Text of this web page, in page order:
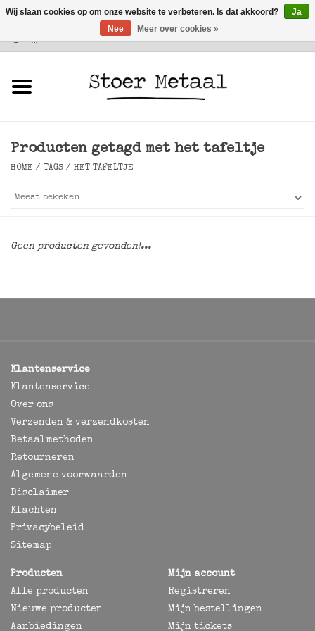
Klantenservice
Verlichting
Producten getagd met het tafeltje
HOME / TAGS / HET TAFELTJE
Geen producten gevonden!...
Klantenservice
Klantenservice
Over ons
Verzenden & verzendkosten
Betaalmethoden
Retourneren
Algemene voorwaarden
Disclaimer
Klachten
Privacybeleid
Sitemap
Producten
Alle producten
Nieuwe producten
Aanbiedingen
Mijn account
Registreren
Mijn bestellingen
Mijn tickets
Wij slaan cookies op om onze website te verbeteren. Is dat akkoord?
Ja
Nee
Meer over cookies »